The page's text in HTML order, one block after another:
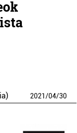
2021/04/30